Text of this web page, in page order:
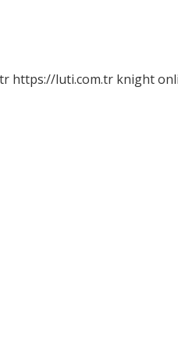
https://luti.com.tr knight